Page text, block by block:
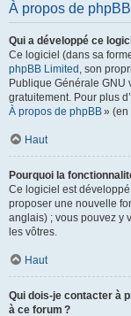
À propos de phpBB
Qui a développé ce
Ce logiciel (dans sa
phpBB Limited , son
Publique Générale GNU
gratuitement. Pour plus
À propos de phpBB» (en
Haut
Pourquoi la
Ce logiciel est
proposer une nouvelle
anglais) ; vous pouvez y
les vôtres.
Haut
Qui dois-je contacter à
à ce forum ?